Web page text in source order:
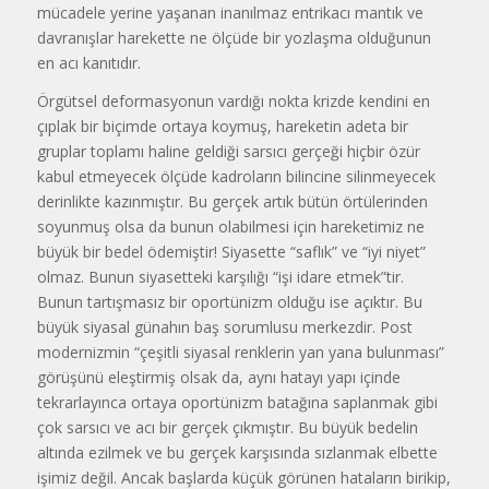
mücadele yerine yaşanan inanılmaz entrikacı mantık ve
davranışlar harekette ne ölçüde bir yozlaşma olduğunun
en a­cı kanıtıdır.
Örgütsel deformasyonun vardığı nokta krizde kendini en
çıplak bir bi­çimde ortaya koymuş, hareketin adeta bir
gruplar toplamı haline geldiği sarsıcı gerçeği hiçbir özür
kabul et­meyecek ölçüde kadroların bilincine silinmeyecek
derinlikte kazınmıştır. Bu gerçek artık bütün örtülerinden
soyunmuş olsa da bunun olabilmesi için hareketimiz ne
büyük bir bedel ödemiştir! Siyasette “saflık” ve “iyi niyet”
olmaz. Bunun siyasetteki karşılığı “işi idare etmek”tir.
Bunun tar­tışmasız bir oportünizm olduğu ise açıktır. Bu
büyük siyasal günahın baş sorumlusu merkezdir. Post
modernizmin “çeşitli siyasal renklerin yan yana bulunması”
görüşünü eleştirmiş olsak da, aynı hatayı yapı i­çinde
tekrarlayınca ortaya oportü­nizm batağına saplan­mak gibi
çok sarsıcı ve acı bir gerçek çıkmıştır. Bu büyük bedelin
altında ezilmek ve bu gerçek karşı­sında sızlanmak elbette
işi­miz değil. Ancak başlarda küçük görünen hataların birikip,